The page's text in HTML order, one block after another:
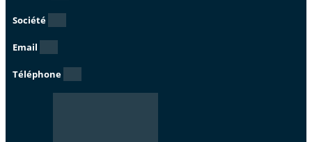
Société
Email
Téléphone